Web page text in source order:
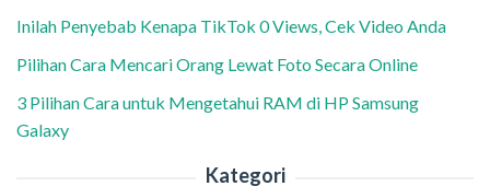
Inilah Penyebab Kenapa TikTok 0 Views, Cek Video Anda
Pilihan Cara Mencari Orang Lewat Foto Secara Online
3 Pilihan Cara untuk Mengetahui RAM di HP Samsung
Galaxy
Kategori